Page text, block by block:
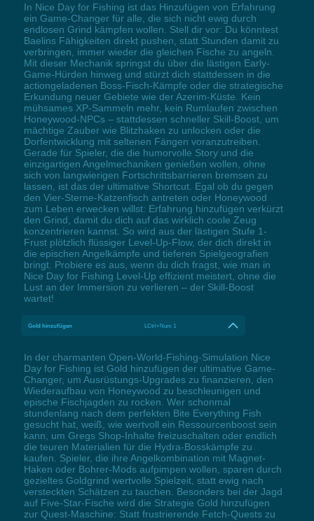
In Nice Day for Fishing ist das Hinzufügen von Erfahrung
ein Game-Changer für alle, die sich nicht ewig durch
endlosen Grind kämpfen wollen. Stell dir vor: Du könntest
Baelins Fähigkeiten direkt pushen, statt Stunden damit zu
verbringen, immer wieder die gleichen Fische zu angeln.
Mit dieser Mechanik springst du über die lästigen Early-
Game-Hürden hinweg und stürzt dich stattdessen in die
actiongeladenen Boss-Fisch-Kämpfe oder die strategische
Erkundung neuer Gebiete wie der Azerim-Küste. Kein
mühsames XP-Sammeln mehr, kein Rumlaufen zwischen
Honeywood-NPCs – stattdessen schneller Skill-Boost, um
mächtige Zauber wie Blitzhaken zu unlocken oder die
Dorfentwicklung mit seltenen Fängen voranzutreiben.
Gerade für Spieler, die die humorvolle Story und die
einzigartigen Angelmechaniken genießen wollen, ohne
sich von langwierigen Fortschrittsbarrieren bremsen zu
lassen, ist das der ultimative Shortcut. Egal ob du gegen
den Vier-Sterne-Katzenfisch antreten oder Honeywood
zum Leben erwecken willst: Erfahrung hinzufügen verkürzt
den Grind, damit du dich auf das wirklich coole Zeug
konzentrieren kannst. So wird aus der lästigen Stufe 1-
Frust plötzlich flüssiger Level-Up-Flow, der dich direkt in
die epischen Angelkämpfe und tieferen Spielgeografien
bringt. Probiere es aus, wenn du dich fragst, wie man in
Nice Day for Fishing Level-Up effizient meistert, ohne die
Lust an der Immersion zu verlieren – der Skill-Boost
wartet!
Gold hinzufügen LCtrl+Num 1
In der charmanten Open-World-Fishing-Simulation Nice
Day for Fishing ist Gold hinzufügen der ultimative Game-
Changer, um Ausrüstungs-Upgrades zu finanzieren, den
Wiederaufbau von Honeywood zu beschleunigen und
epische Fischjagden zu rocken. Wer schonmal
stundenlang nach dem perfekten Bite Everything Fish
gesucht hat, weiß, wie wertvoll ein Ressourcenboost sein
kann, um Gregs Shop-Inhalte freizuschalten oder endlich
die teuren Materialien für die Hydra-Bosskämpfe zu
kaufen. Spieler, die ihre Angelkombination mit Magnet-
Haken oder Bohrer-Mods aufpimpen wollen, sparen durch
gezieltes Goldgrind wertvolle Spielzeit, statt ewig nach
versteckten Schätzen zu tauchen. Besonders bei der Jagd
auf Five-Star-Fische wird die Strategie Gold hinzufügen
zur Quest-Maschine: Statt frustrierende Fetch-Quests zu